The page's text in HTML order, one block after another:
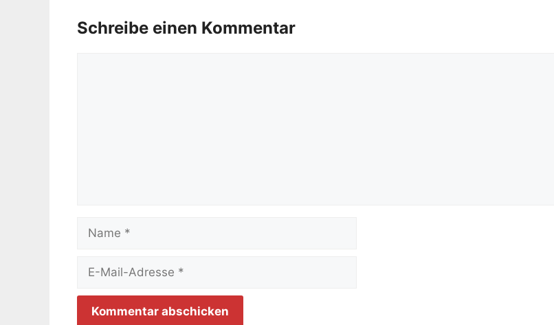
Schreibe einen Kommentar
Name
Adresse